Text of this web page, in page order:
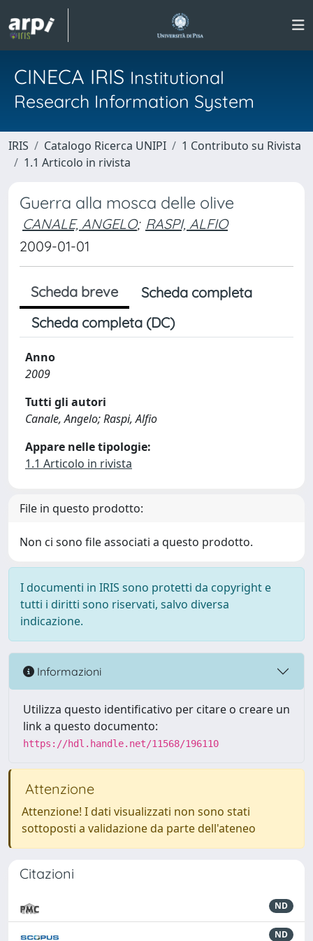
CINECA IRIS Institutional
Research Information System
IRIS Catalogo Ricerca UNIPI
1 Contributo su Rivista
1.1 Articolo in rivista
Guerra alla mosca delle olive
CANALE, ANGELO; RASPI, ALFIO
2009-01-01
Scheda breve
Scheda completa
Scheda completa (DC)
Anno
2009
Tutti gli autori
Canale, Angelo; Raspi, Alfio
Appare nelle tipologie:
1.1 Articolo in rivista
File in questo prodotto:
Non ci sono file associati a questo prodotto.
I documenti in IRIS sono protetti da copyright e
tutti i diritti sono riservati, salvo diversa
indicazione.
Informazioni
Utilizza questo identificativo per citare o creare un
link a questo documento:
https://hdl.handle.net/11568/196110
Attenzione
Attenzione! I dati visualizzati non sono stati
sottoposti a validazione da parte dell'ateneo
Citazioni
ND
ND